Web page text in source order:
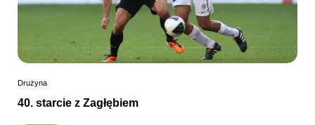
Drużyna
40. starcie z Zagłębiem